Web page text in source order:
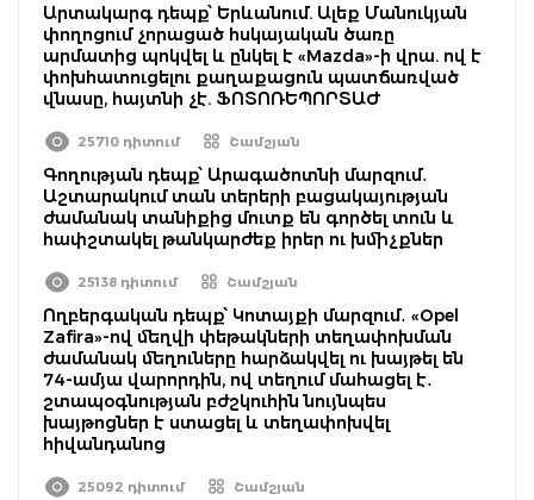
Արտակարգ դեպք՝ Երևանում. Ալեք Մանուկյան
փողոցում չորացած հսկայական ծառը
արմատից պոկվել և ընկել է «Mazda»-ի վրա. ով է
փոխհատուցելու քաղաքացուն պատճառված
վնասը, հայտնի չէ. ՖՈՏՈՌԵՊՈՐՏԱԺ
25710 դիտում Շամշյան
Գողության դեպք՝ Արագածոտնի մարզում․
Աշտարակում տան տերերի բացակայության
ժամանակ տանիքից մուտք են գործել տուն և
հափշտակել թանկարժեք իրեր ու խմիչքներ
25138 դիտում Շամշյան
Ողբերգական դեպք՝ Կոտայքի մարզում․ «Opel
Zafira»-ով մեղվի փեթակների տեղափոխման
ժամանակ մեղուները հարձակվել ու խայթել են
74-ամյա վարորդին, ով տեղում մահացել է․
շտապօգնության բժշկուհին նույնպես
խայթոցներ է ստացել և տեղափոխվել
հիվանդանոց
25092 դիտում Շամշյան